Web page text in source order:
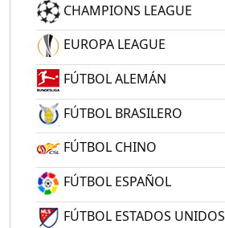
CHAMPIONS LEAGUE
EUROPA LEAGUE
FÚTBOL ALEMÁN
FÚTBOL BRASILERO
FÚTBOL CHINO
FÚTBOL ESPAÑOL
FÚTBOL ESTADOS UNIDOS